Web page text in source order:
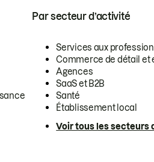
Par secteur d’activité
Services aux
Commerce de détail et
Agences
SaaS et B2B
Santé
Établissement local
Voir tous les secteurs